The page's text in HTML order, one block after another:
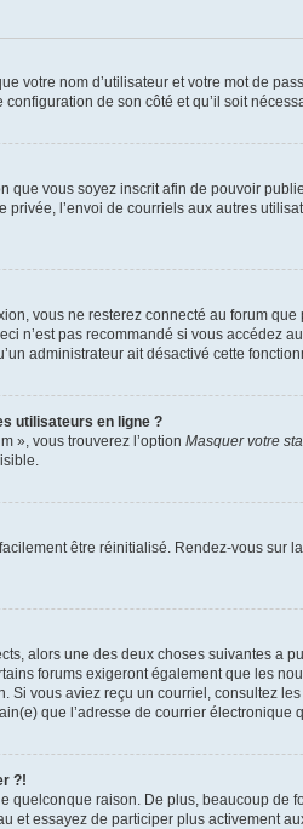
votre nom d’utilisateur et votre mot de
de son côté et qu’il soit
que vous soyez inscrit afin de pouvoir
l’envoi de courriels aux autres
vous ne resterez connecté au forum
n’est pas recommandé si vous accédez
administrateur ait désactivé cette
utilisateurs en ligne ?
», vous trouverez l’option Masquer votre
être réinitialisé. Rendez-vous sur
alors une des deux choses suivantes
forums exigeront également que les
vous aviez reçu un courriel, consultez
que l’adresse de courrier
?!
quelconque raison. De plus, beaucoup
et essayez de participer plus activement